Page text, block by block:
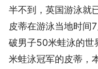
半不到，英国游泳就
皮蒂在游泳当地时间
破男子50米蛙泳的世
米蛙泳冠军的皮蒂，